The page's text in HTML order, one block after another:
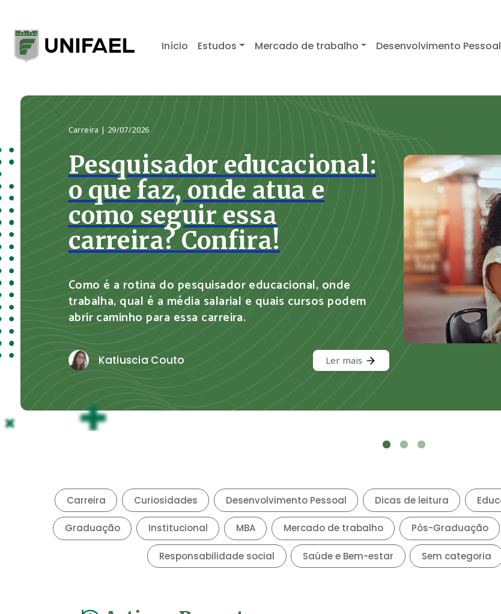
Início Estudos Mercado de trabalho Desenvolvimento Pessoal
Saúde e Bem-estar|
7 dicas para aumentar sua
motivação no trabalho e
impulsionar sua carreira
desafios da vida profissional. Confira dicas para ajudar
sua trajetória
Graduação Institucional MBA Mercado de trabalho Pós-Graduação
Responsabilidade social Saúde e Bem-estar Sem categoria